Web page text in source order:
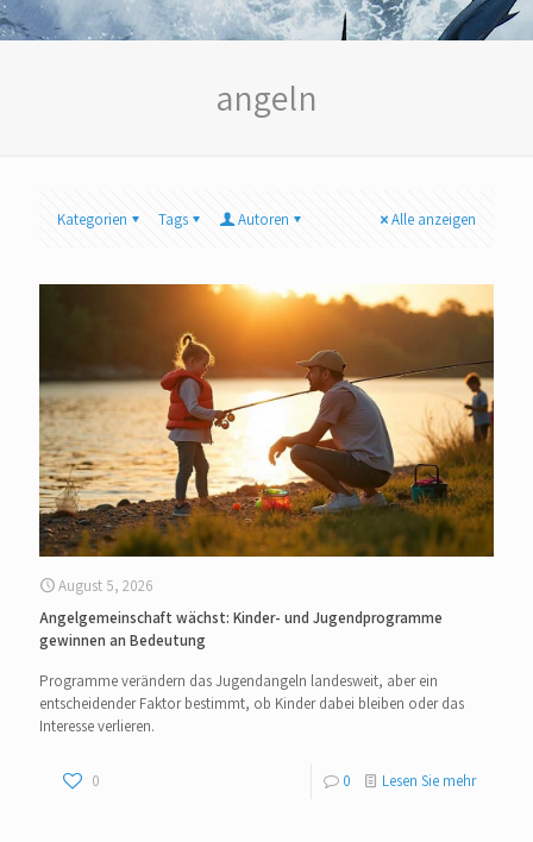
angeln
Kategorien Tags Autoren Alle anzeigen
August 5, 2026
Angelgemeinschaft wächst: Kinder- und Jugendprogramme
gewinnen an Bedeutung
Programme verändern das Jugendangeln landesweit, aber ein
entscheidender Faktor bestimmt, ob Kinder dabei bleiben oder das
Interesse verlieren.
0 0 Lesen Sie mehr